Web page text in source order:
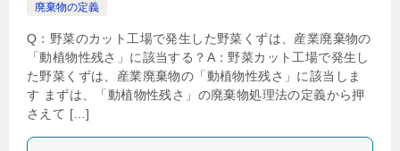
廃棄物の定義
Q：野菜のカット工場で発生した野菜くずは、産業廃棄物の
「動植物性残さ」に該当する？A：野菜カット工場で発生し
た野菜くずは、産業廃棄物の「動植物性残さ」に該当しま
す まずは、「動植物性残さ」の廃棄物処理法の定義から押
さえて […]